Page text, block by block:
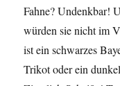
Fahne? Undenkbar!
würden sie nicht im
ist ein schwarzes
Trikot oder ein